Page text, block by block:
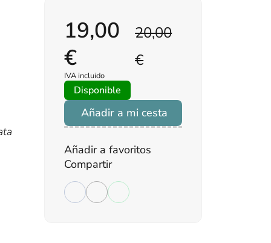
20,00
€
19,00
€
IVA incluido
Disponible
Añadir a mi cesta
Añadir a favoritos
Compartir